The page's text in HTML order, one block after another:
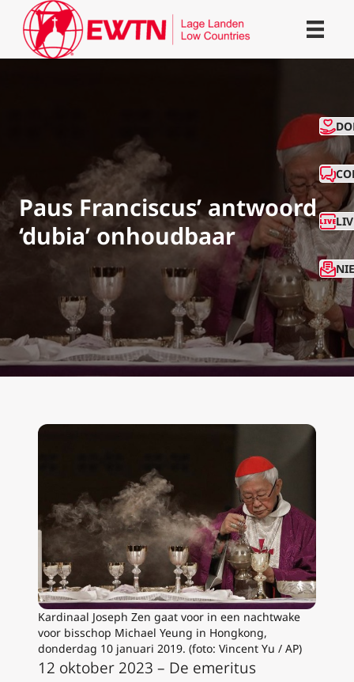
Paus Franciscus’ antwoord
‘dubia’ onhoudbaar
Kardinaal Joseph Zen gaat voor in een nachtwake
voor bisschop Michael Yeung in Hongkong,
donderdag 10 januari 2019. (foto: Vincent Yu / AP)
12 oktober 2023 – De emeritus